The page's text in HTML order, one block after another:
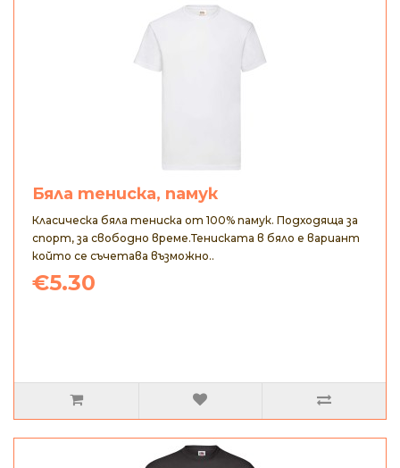
Бяла тениска, памук
Класическа бяла тениска от 100% памук. Подходяща за
спорт, за свободно време.Тениската в бяло е вариант
който се съчетава възможно..
€5.30